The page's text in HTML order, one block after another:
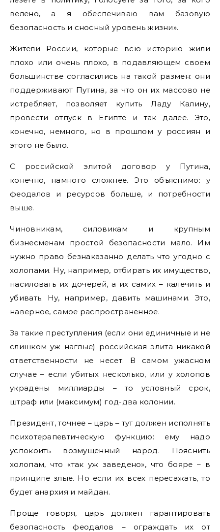
велено, а я обеспечиваю вам базовую
безопасность и сносный уровень жизни».
Жители России, которые всю историю жили
плохо или очень плохо, в подавляющем своем
большинстве согласились на такой размен: они
поддерживают Путина, за что он их массово не
истребляет, позволяет купить Ладу Калину,
провести отпуск в Египте и так далее. Это,
конечно, немного, но в прошлом у россиян и
этого не было.
С российской элитой договор у Путина,
конечно, намного сложнее. Это объяснимо: у
феодалов и ресурсов больше, и потребности
выше.
Чиновникам, силовикам и крупным
бизнесменам простой безопасности мало. Им
нужно право безнаказанно делать что угодно с
холопами. Ну, например, отбирать их имущество,
насиловать их дочерей, а их самих – калечить и
убивать. Ну, например, давить машинами. Это,
наверное, самое распространенное.
За такие преступления (если они единичные и не
слишком уж наглые) российская элита никакой
ответственности не несет. В самом ужасном
случае – если убитых несколько, или у холопов
украдены миллиарды – то условный срок,
штраф или (максимум) год-два колонии.
Президент, точнее – царь – тут должен исполнять
психотерапевтическую функцию: ему надо
успокоить возмущенный народ. Пояснить
холопам, что «так уж заведено», что бояре – в
принципе злые. Но если их всех пересажать, то
будет анархия и майдан.
Проще говоря, царь должен гарантировать
безопасность феодалов – ограждать их от